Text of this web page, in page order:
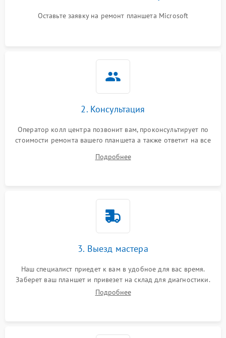
Оставьте заявку на ремонт планшета Microsoft
2. Консультация
Оператор колл центра позвонит вам, проконсультирует по
стоимости ремонта вашего планшета а также ответит на все
Подробнее
3. Выезд мастера
Наш специалист приедет к вам в удобное для вас время.
Заберет ваш планшет и привезет на склад для диагностики.
Подробнее